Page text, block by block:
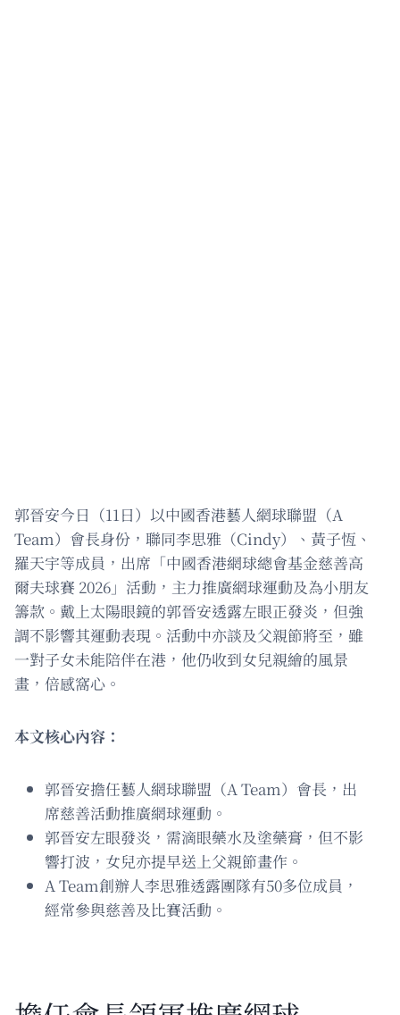
郭晉安今日（11日）以中國香港藝人網球聯盟（A
Team）會長身份，聯同李思雅（Cindy）、黃子恆、
羅天宇等成員，出席「中國香港網球總會基金慈善高
爾夫球賽 2026」活動，主力推廣網球運動及為小朋友
籌款。戴上太陽眼鏡的郭晉安透露左眼正發炎，但強
調不影響其運動表現。活動中亦談及父親節將至，雖
一對子女未能陪伴在港，他仍收到女兒親繪的風景
畫，倍感窩心。
本文核心內容：
郭晉安擔任藝人網球聯盟（A Team）會長，出
席慈善活動推廣網球運動。
郭晉安左眼發炎，需滴眼藥水及塗藥膏，但不影
響打波，女兒亦提早送上父親節畫作。
A Team創辦人李思雅透露團隊有50多位成員，
經常參與慈善及比賽活動。